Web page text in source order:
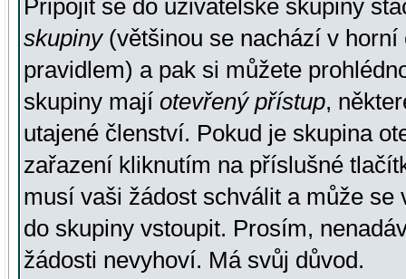
Připojit se do uživatelské skupiny
skupiny(většinou se nachází v horní
pravidlem) a pak si můžete
skupiny mají otevřený přístup,
utajené členství. Pokud je skupina
zařazení kliknutím na příslušné
musí vaši žádost schválit a může se
do skupiny vstoupit. Prosím,
žádosti nevyhoví. Má svůj důvod.